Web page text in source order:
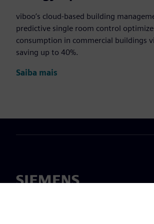
viboo’s cloud-based building
predictive single room control
consumption in commercial buildings
saving up to 40%.
Saiba mais